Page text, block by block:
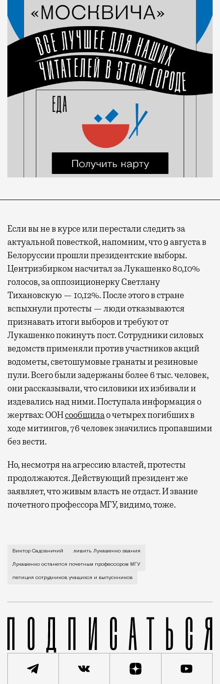
Если вы не в курсе или перестали следить за
актуальной повесткой, напомним, что 9 августа в
Белоруссии прошли президентские выборы.
Центризбирком насчитал за Лукашенко 80,10%
голосов, за оппозиционерку Светлану
Тихановскую — 10,12%. После этого в стране
вспыхнули протесты — люди отказываются
признавать итоги выборов и требуют от
Лукашенко покинуть пост. Сотрудники силовых
ведомств применяли против участников акций
водометы, светошумовые гранаты и резиновые
пули. Всего были задержаны более 6 тыс. человек,
они рассказывали, что силовики их избивали и
издевались над ними. Поступала информация о
жертвах: ООНсообщилао четырех погибших в
ходе митингов, 76 человек значились пропавшими
без вести.
Но, несмотря на агрессию властей, протесты
продолжаются. Действующий президент же
заявляет, что живым власть не отдаст. И звание
почетного профессора МГУ, видимо, тоже.
Инициатива лишить белорусского президента
Виктор Садовничий лишить Лукашенко звания
Лукашенко останется почетным профессором МГУ
петиция сотрудников учащихся и выпускников